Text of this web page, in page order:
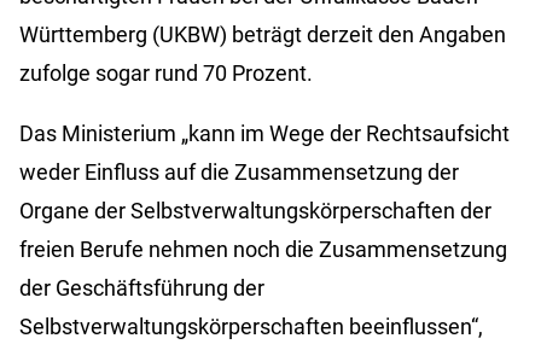
Württemberg (UKBW) beträgt derzeit den Angaben
zufolge sogar rund 70 Prozent.
Das Ministerium „kann im Wege der Rechtsaufsicht
weder Einfluss auf die Zusammensetzung der
Organe der Selbstverwaltungskörperschaften der
freien Berufe nehmen noch die Zusammensetzung
der Geschäftsführung der
Selbstverwaltungskörperschaften beeinflussen“,